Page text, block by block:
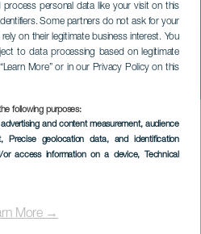
personal data like your visit on this
Some partners do not ask for your
on their legitimate business interest. You
to data processing based on legitimate
More” or in our Privacy Policy on this
following purposes:
and content measurement, audience
, Precise geolocation data, and identification
or access information on a device, Technical
More →
Wind